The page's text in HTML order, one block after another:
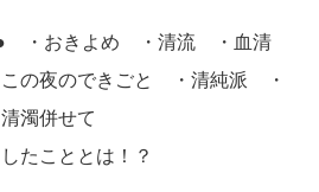
・おきよめ ・清流 ・血清
の夜のできごと ・清純派 ・
濁併せて
たこととは！？